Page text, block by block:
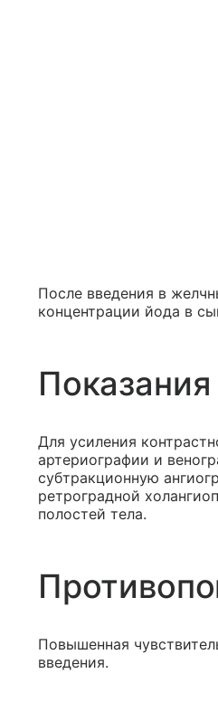
После введения в
концентрации йода в
Показания
Для усиления
артериографии и
субтракционную
ретроградной
полостей тела.
Повышенная
введения.